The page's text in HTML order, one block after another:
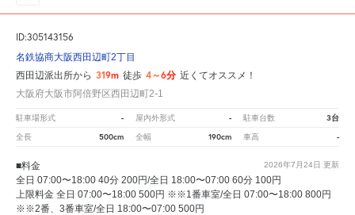
ID:305143156
名鉄協商大阪西田辺町2丁目
西田辺派出所から 319m 徒歩 4～6分 近くてオススメ！
大阪府大阪市阿倍野区西田辺町2-1
駐車場形式 - 屋内外形式 - 駐車台数 3台
全長 500cm 全幅 190cm 車高 -
2026年7月24日 更新
■料金
全日 07:00〜18:00 40分 200円/全日 18:00〜07:00 60分 100円
上限料金 全日 07:00〜18:00 500円 ※※1番車室/全日 07:00〜18:00 800円
※※2番、3番車室/全日 18:00〜07:00 500円